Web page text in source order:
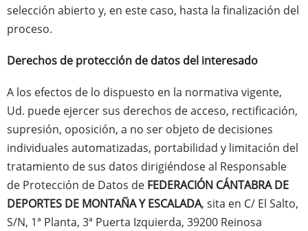
selección abierto y, en este caso, hasta la finalización del
proceso.
Derechos de protección de datos del interesado
A los efectos de lo dispuesto en la normativa vigente,
Ud. puede ejercer sus derechos de acceso, rectificación,
supresión, oposición, a no ser objeto de decisiones
individuales automatizadas, portabilidad y limitación del
tratamiento de sus datos dirigiéndose al Responsable
de Protección de Datos de FEDERACIÓN CÁNTABRA DE
DEPORTES DE MONTAÑA Y ESCALADA, sita en C/ El Salto,
S/N, 1ª Planta, 3ª Puerta Izquierda, 39200 Reinosa